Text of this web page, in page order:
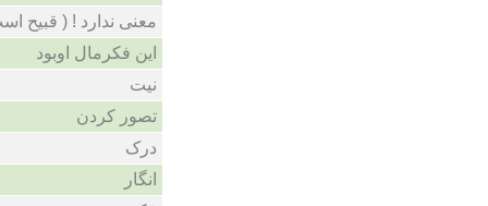
معنی ندارد ! ( قبیح
این فکرمال اوبود
نیت
تصور کردن
درک
انگار